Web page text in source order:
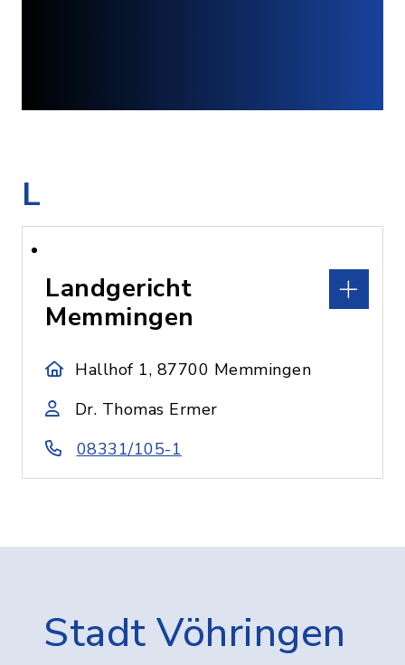
L
Landgericht
Memmingen
Hallhof 1, 87700 Memmingen
Dr. Thomas Ermer
08331/105-1
Stadt Vöhringen